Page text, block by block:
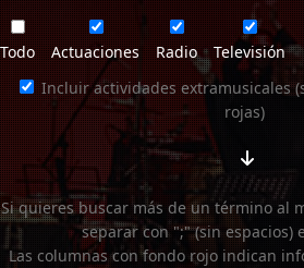
Todo Actuaciones Radio Televisión
Incluir actividades extramusicales
rojas)
Si quieres buscar más de un término al
separar con ";" (sin espacios)
Las columnas con fondo rojo indican